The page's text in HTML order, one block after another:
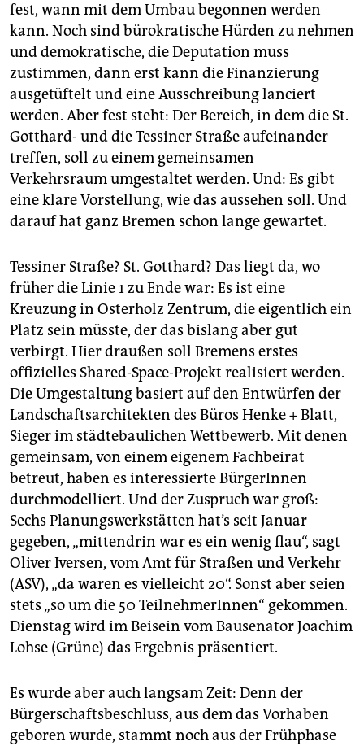
unterstützen
abo
genossenschaft
epaper login
fest, wann mit dem Umbau begonnen werden
kann. Noch sind bürokratische Hürden zu nehmen
und demokratische, die Deputation muss
zustimmen, dann erst kann die Finanzierung
ausgetüftelt und eine Ausschreibung lanciert
werden. Aber fest steht: Der Bereich, in dem die St.
Gotthard- und die Tessiner Straße aufeinander
treffen, soll zu einem gemeinsamen
Verkehrsraum umgestaltet werden. Und: Es gibt
eine klare Vorstellung, wie das aussehen soll. Und
darauf hat ganz Bremen schon lange gewartet.
Tessiner Straße? St. Gotthard? Das liegt da, wo
früher die Linie 1 zu Ende war: Es ist eine
Kreuzung in Osterholz Zentrum, die eigentlich ein
Platz sein müsste, der das bislang aber gut
verbirgt. Hier draußen soll Bremens erstes
offizielles Shared-Space-Projekt realisiert werden.
Die Umgestaltung basiert auf den Entwürfen der
Landschaftsarchitekten des Büros Henke + Blatt,
Sieger im städtebaulichen Wettbewerb. Mit denen
gemeinsam, von einem eigenem Fachbeirat
betreut, haben es interessierte BürgerInnen
durchmodelliert. Und der Zuspruch war groß:
Sechs Planungswerkstätten hat’s seit Januar
gegeben, „mittendrin war es ein wenig flau“, sagt
Oliver Iversen, vom Amt für Straßen und Verkehr
(ASV), „da waren es vielleicht 20“. Sonst aber seien
stets „so um die 50 TeilnehmerInnen“ gekommen.
Dienstag wird im Beisein vom Bausenator Joachim
Lohse (Grüne) das Ergebnis präsentiert.
Es wurde aber auch langsam Zeit: Denn der
Bürgerschaftsbeschluss, aus dem das Vorhaben
geboren wurde, stammt noch aus der Frühphase